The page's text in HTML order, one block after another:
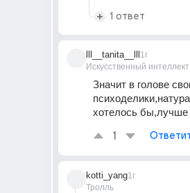
1 ответ
lll__tanita__lll
Искусственный интеллект
1г
Значит в голове
хотелось бы,лучше
1
kotti_yang
Тролль
1г